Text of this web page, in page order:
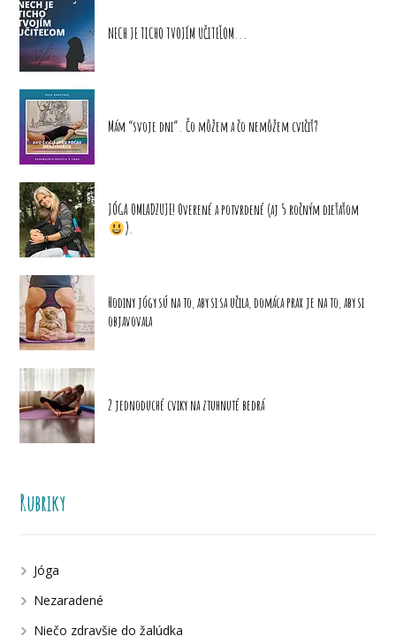
NECH JE TICHO TVOJÍM UČITEĽOM...
Mám “svoje dni”. Čo môžem a čo nemôžem cvičiť?
JÓGA OMLADZUJE! Overené a potvrdené (aj 5 ročným dieťaťom
).
Hodiny jógy sú na to, aby si sa učila, domáca prax je na to, aby si
objavovala
2 jednoduché cviky na ztuhnuté bedrá
Rubriky
Jóga
Nezaradené
Niečo zdravšie do žalúdka